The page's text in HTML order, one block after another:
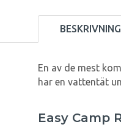
BESKRIVNING
En av de mest
har en vattentät
Easy Camp